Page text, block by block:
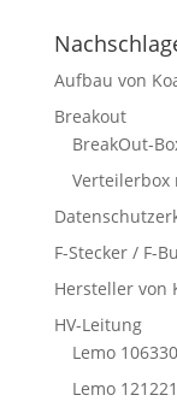
Aufbau von
Breakout
BreakOut-
Verteilerbox
F-Stecker / F-
Hersteller von
HV-Leitung
Lemo 106330
Lemo 121221